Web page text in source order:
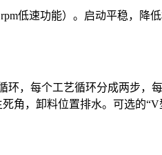
低速功能）。启动平稳，降
环，每个工艺循环分成两步，
角，卸料位置排水。可选的